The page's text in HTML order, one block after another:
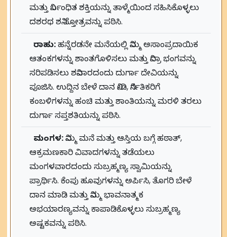
ಮತ್ತು ನಿರ್ಬಂಧಿತ ಶಕ್ತಿಯನ್ನು ತಾಳ್ಮೆಯಿಂದ ಸಹಿಸಿಕೊಳ್ಳಲು
ದಶರಥ ಶನಿ ಸ್ತೋತ್ರವನ್ನು ಪಠಿಸಿ.
ರಾಹು:ಹನ್ನೆರಡನೇ ಮನೆಯಲ್ಲಿ ನಿಮ್ಮ ಅಸಾಂಪ್ರದಾಯಿಕ
ಆತಂಕಗಳನ್ನು ಶಾಂತಗೊಳಿಸಲು ಮತ್ತು ನಿದ್ರಾ ಭಂಗವನ್ನು
ಸರಿಪಡಿಸಲು ಶನಿವಾರದಂದು ದುರ್ಗಾ ದೇವಿಯನ್ನು
ಪೂಜಿಸಿ. ಉದ್ದಿನ ಬೇಳೆ ದಾನ ನೀಡಿ, ನಿರ್ಗತಿಕರಿಗೆ
ಕಂಬಳಿಗಳನ್ನು ಹಂಚಿ ಮತ್ತು ಶಾಂತಿಯನ್ನು ಮರಳಿ ತರಲು
ದುರ್ಗಾ ಸಪ್ತಶತಿಯನ್ನು ಪಠಿಸಿ.
ಮಂಗಳ:ನಿಮ್ಮ ಮನೆ ಮತ್ತು ಆಸ್ತಿಯ ಬಗ್ಗೆ ಹಠಾತ್,
ಆಕ್ರಮಣಕಾರಿ ವಿವಾದಗಳನ್ನು ತಡೆಯಲು
ಮಂಗಳವಾರದಂದು ಸುಬ್ರಹ್ಮಣ್ಯ ಸ್ವಾಮಿಯನ್ನು
ಪ್ರಾರ್ಥಿಸಿ. ಕೆಂಪು ಹೂವುಗಳನ್ನು ಅರ್ಪಿಸಿ, ತೊಗರಿ ಬೇಳೆ
ದಾನ ಮಾಡಿ ಮತ್ತು ನಿಮ್ಮ ಭಾವನಾತ್ಮಕ
ಅಭಯಾರಣ್ಯವನ್ನು ಕಾಪಾಡಿಕೊಳ್ಳಲು ಸುಬ್ರಹ್ಮಣ್ಯ
ಅಷ್ಟಕವನ್ನು ಪಠಿಸಿ.